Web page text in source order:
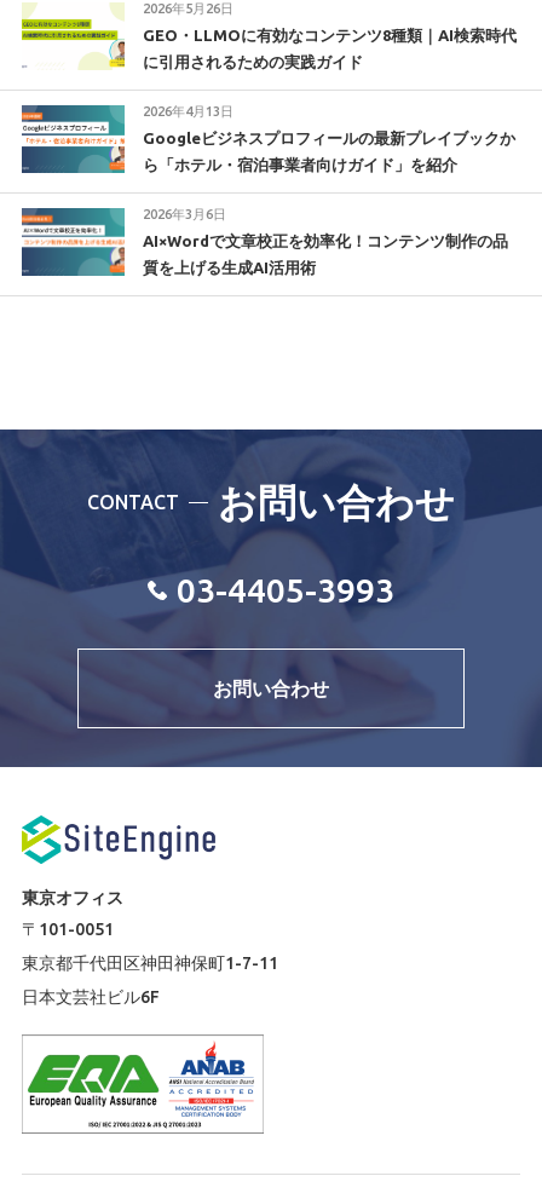
2026年5月26日
GEO・LLMOに有効なコンテンツ8種類｜AI検索時代
に引用されるための実践ガイド
2026年4月13日
Googleビジネスプロフィールの最新プレイブックか
ら「ホテル・宿泊事業者向けガイド」を紹介
2026年3月6日
AI×Wordで文章校正を効率化！コンテンツ制作の品
質を上げる生成AI活用術
CONTACT お問い合わせ
03-4405-3993
お問い合わせ
東京オフィス
〒101-0051
東京都千代田区神田神保町1-7-11
日本文芸社ビル6F